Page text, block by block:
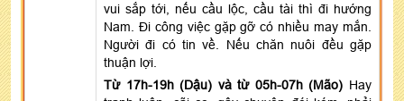
vui sắp tới, nếu cầu lộc, cầu tài thì đi hướng
Nam. Đi công việc gặp gỡ có nhiều may mắn.
Người đi có tin về. Nếu chăn nuôi đều gặp
thuận lợi.
Từ 17h-19h (Dậu) và từ 05h-07h (Mão) Hay